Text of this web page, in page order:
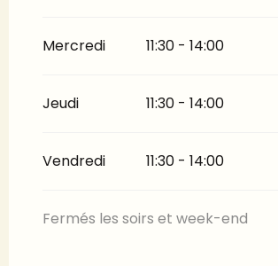
Mercredi 11:30 - 14:00
Jeudi 11:30 - 14:00
Vendredi 11:30 - 14:00
Fermés les soirs et week-end